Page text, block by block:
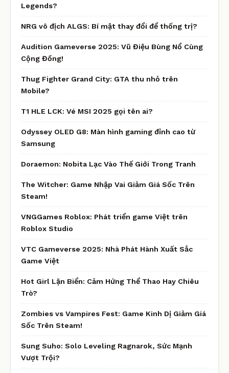
Legends?
NRG vô địch ALGS: Bí mật thay đổi để thống trị?
Audition Gameverse 2025: Vũ Điệu Bùng Nổ Cùng
Cộng Đồng!
Thug Fighter Grand City: GTA thu nhỏ trên
Mobile?
T1 HLE LCK: Vé MSI 2025 gọi tên ai?
Odyssey OLED G8: Màn hình gaming đỉnh cao từ
Samsung
Doraemon: Nobita Lạc Vào Thế Giới Trong Tranh
The Witcher: Game Nhập Vai Giảm Giá Sốc Trên
Steam!
VNGGames Roblox: Phát triển game Việt trên
Roblox Studio
VTC Gameverse 2025: Nhà Phát Hành Xuất Sắc
Game Việt
Hot Girl Lặn Biển: Cảm Hứng Thể Thao Hay Chiêu
Trò?
Zombies vs Vampires Fest: Game Kinh Dị Giảm Giá
Sốc Trên Steam!
Sung Suho: Solo Leveling Ragnarok, Sức Mạnh
Vượt Trội?